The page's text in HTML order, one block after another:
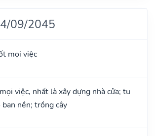
09/2045
mọi việc
việc, nhất là xây dựng nhà cửa; tu
nền; trồng cây